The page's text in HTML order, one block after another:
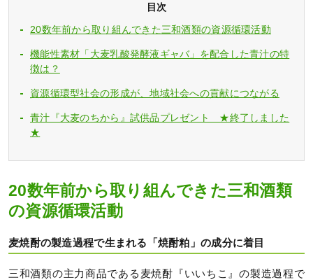
目次
20数年前から取り組んできた三和酒類の資源循環活動
機能性素材「大麦乳酸発酵液ギャバ」を配合した青汁の特
徴は？
資源循環型社会の形成が、地域社会への貢献につながる
青汁『大麦のちから』試供品プレゼント ★終了しました
★
20数年前から取り組んできた三和酒類
の資源循環活動
麦焼酎の製造過程で生まれる「焼酎粕」の成分に着目
三和酒類の主力商品である麦焼酎『いいちこ』の製造過程で